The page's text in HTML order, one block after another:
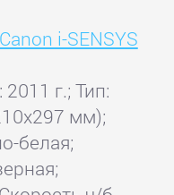
i-SENSYS
г.; Тип:
мм);
белая;